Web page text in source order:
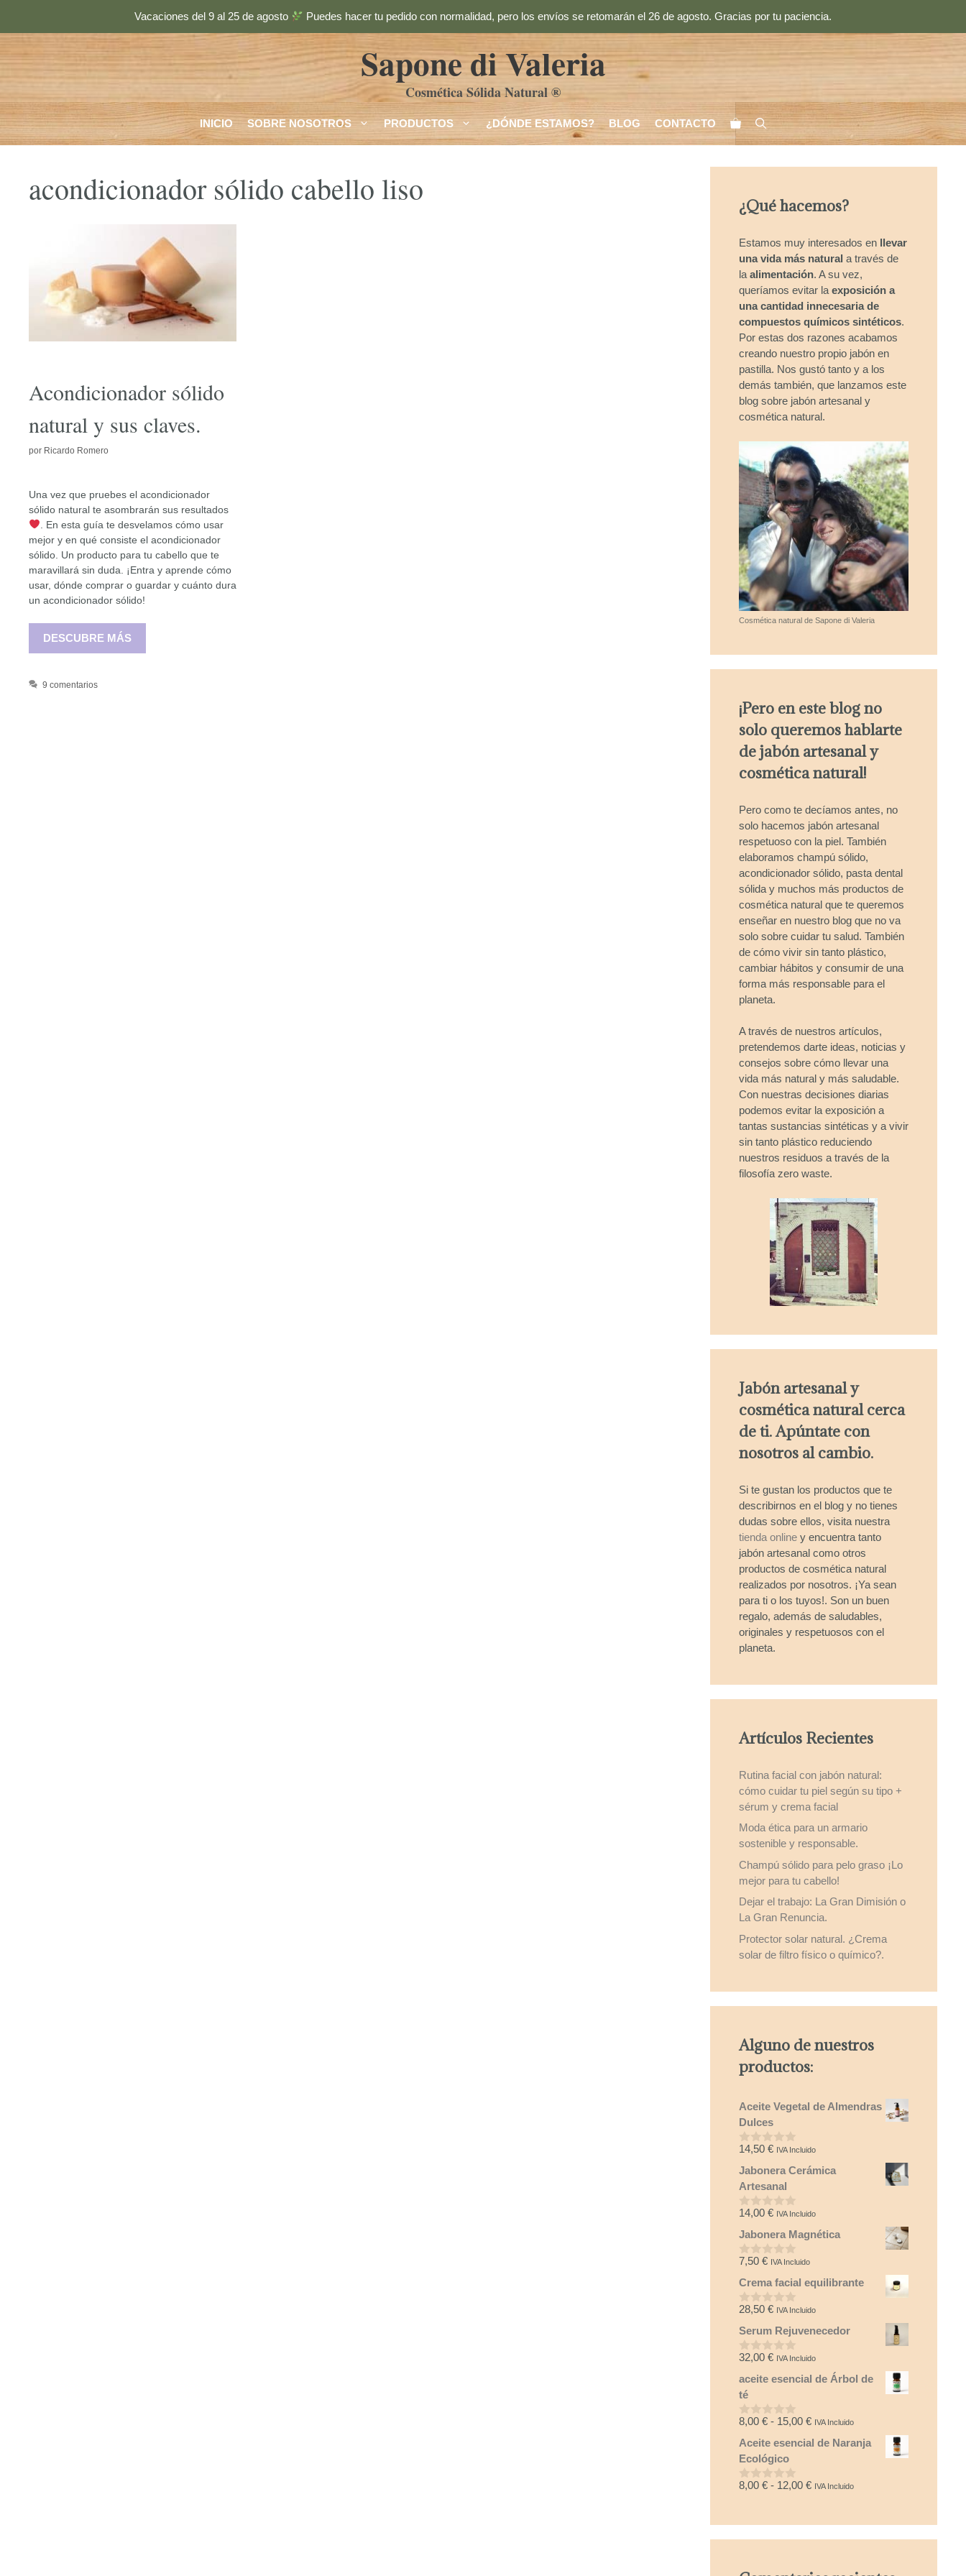
contenido
Vacaciones del 9 al 25 de agosto Puedes hacer tu pedido con normalidad, pero los envíos se retomarán el 26 de agosto. Gracias por tu paciencia.
Sapone di Valeria
Cosmética Sólida Natural ®
INICIO SOBRE NOSOTROS PRODUCTOS ¿DÓNDE ESTAMOS? BLOG CONTACTO
acondicionador sólido cabello liso
Acondicionador sólido
natural y sus claves.
por Ricardo Romero
Una vez que pruebes el acondicionador
sólido natural te asombrarán sus resultados
. En esta guía te desvelamos cómo usar
mejor y en qué consiste el acondicionador
sólido. Un producto para tu cabello que te
maravillará sin duda. ¡Entra y aprende cómo
usar, dónde comprar o guardar y cuánto dura
un acondicionador sólido!
DESCUBRE MÁS
9 comentarios
¿Qué hacemos?
Estamos muy interesados en llevar
una vida más natural a través de
la alimentación. A su vez,
queríamos evitar la exposición a
una cantidad innecesaria de
compuestos químicos sintéticos.
Por estas dos razones acabamos
creando nuestro propio jabón en
pastilla. Nos gustó tanto y a los
demás también, que lanzamos este
blog sobre jabón artesanal y
cosmética natural.
Cosmética natural de Sapone di Valeria
¡Pero en este blog no
solo queremos hablarte
de jabón artesanal y
cosmética natural!
Pero como te decíamos antes, no
solo hacemos jabón artesanal
respetuoso con la piel. También
elaboramos champú sólido,
acondicionador sólido, pasta dental
sólida y muchos más productos de
cosmética natural que te queremos
enseñar en nuestro blog que no va
solo sobre cuidar tu salud. También
de cómo vivir sin tanto plástico,
cambiar hábitos y consumir de una
forma más responsable para el
planeta.
A través de nuestros artículos,
pretendemos darte ideas, noticias y
consejos sobre cómo llevar una
vida más natural y más saludable.
Con nuestras decisiones diarias
podemos evitar la exposición a
tantas sustancias sintéticas y a vivir
sin tanto plástico reduciendo
nuestros residuos a través de la
filosofía zero waste.
Jabón artesanal y
cosmética natural cerca
de ti. Apúntate con
nosotros al cambio.
Si te gustan los productos que te
describirnos en el blog y no tienes
dudas sobre ellos, visita nuestra
tienda online y encuentra tanto
jabón artesanal como otros
productos de cosmética natural
realizados por nosotros. ¡Ya sean
para ti o los tuyos!. Son un buen
regalo, además de saludables,
originales y respetuosos con el
planeta.
Artículos Recientes
Rutina facial con jabón natural:
cómo cuidar tu piel según su tipo +
sérum y crema facial
Moda ética para un armario
sostenible y responsable.
Champú sólido para pelo graso ¡Lo
mejor para tu cabello!
Dejar el trabajo: La Gran Dimisión o
La Gran Renuncia.
Protector solar natural. ¿Crema
solar de filtro físico o químico?.
Alguno de nuestros
productos:
Aceite Vegetal de Almendras
Dulces
0
e
5
14,50 € IVA Incluido
Jabonera Cerámica
Artesanal
0
e
5
14,00 € IVA Incluido
Jabonera Magnética
0
e
5
7,50 € IVA Incluido
Crema facial equilibrante
0
e
5
28,50 € IVA Incluido
Serum Rejuvenecedor
0
e
5
32,00 € IVA Incluido
aceite esencial de Árbol de
té
0
e
5
8,00 € - 15,00 €Rango
de
8,00 €
IVA Incluido
Aceite esencial de Naranja
Ecológico
0
8,00 € - 12,00 €Rango
IVA Incluido